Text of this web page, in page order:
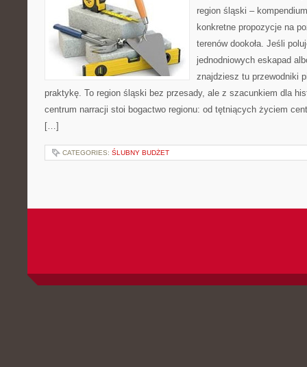
region śląski –
konkretne propozycje na
terenów dookoła. Jeśli
jednodniowych eskapad
znajdziesz tu przewodniki
praktykę. To region śląski bez przesady, ale z szacunkiem dla
centrum narracji stoi bogactwo regionu: od tętniących życiem
[…]
CATEGORIES: ŚLUBNY BUDŻET